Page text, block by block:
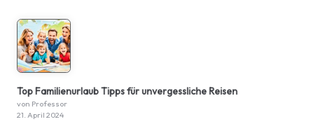
Top Familienurlaub Tipps für unvergessliche Reisen
von Professor
21. April 2024